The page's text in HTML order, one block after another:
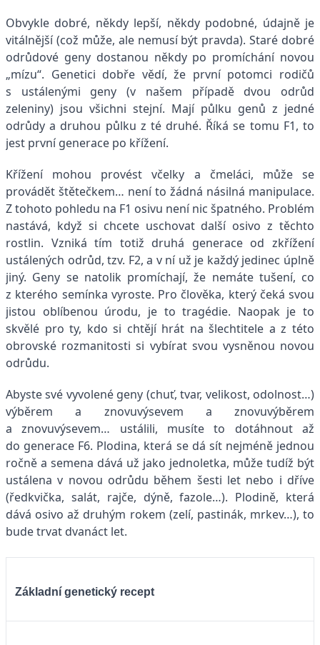
Obvykle dobré, někdy lepší, někdy podobné, údajně je
vitálnější (což může, ale nemusí být pravda). Staré dobré
odrůdové geny dostanou někdy po promíchání novou
„mízu“. Genetici dobře vědí, že první potomci rodičů
s ustálenými geny (v našem případě dvou odrůd
zeleniny) jsou všichni stejní. Mají půlku genů z jedné
odrůdy a druhou půlku z té druhé. Říká se tomu F1, to
jest první generace po křížení.
Křížení mohou provést včelky a čmeláci, může se
provádět štětečkem… není to žádná násilná manipulace.
Z tohoto pohledu na F1 osivu není nic špatného. Problém
nastává, když si chcete uschovat další osivo z těchto
rostlin. Vzniká tím totiž druhá generace od zkřížení
ustálených odrůd, tzv. F2, a v ní už je každý jedinec úplně
jiný. Geny se natolik promíchají, že nemáte tušení, co
z kterého semínka vyroste. Pro člověka, který čeká svou
jistou oblíbenou úrodu, je to tragédie. Naopak je to
skvělé pro ty, kdo si chtějí hrát na šlechtitele a z této
obrovské rozmanitosti si vybírat svou vysněnou novou
odrůdu.
Abyste své vyvolené geny (chuť, tvar, velikost, odolnost…)
výběrem a znovuvýsevem a znovuvýběrem
a znovuvýsevem… ustálili, musíte to dotáhnout až
do generace F6. Plodina, která se dá sít nejméně jednou
ročně a semena dává už jako jednoletka, může tudíž být
ustálena v novou odrůdu během šesti let nebo i dříve
(ředkvička, salát, rajče, dýně, fazole…). Plodině, která
dává osivo až druhým rokem (zelí, pastinák, mrkev…), to
bude trvat dvanáct let.
Základní genetický recept